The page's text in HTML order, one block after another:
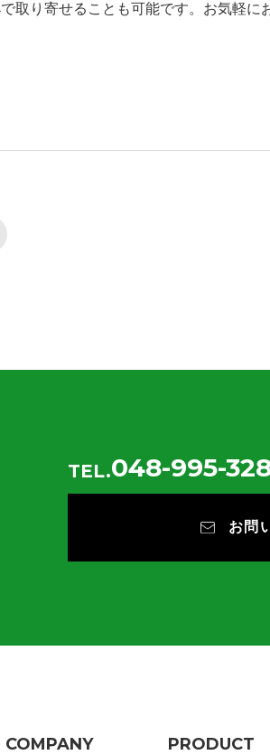
取り寄せることも可能です。お気軽に
TEL.048-995-
お問
COMPANY PRODUCT